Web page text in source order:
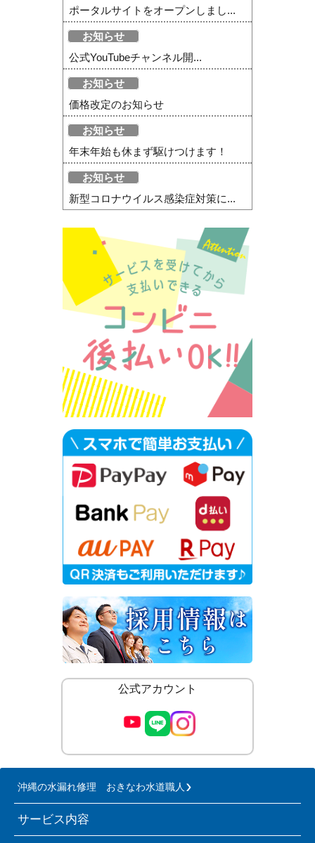
ポータルサイトをオープンしまし...
お知らせ
公式YouTubeチャンネル開...
お知らせ
価格改定のお知らせ
お知らせ
年末年始も休まず駆けつけます！
お知らせ
新型コロナウイルス感染症対策に...
公式アカウント
沖縄の水漏れ修理 おきなわ水道職人
サービス内容